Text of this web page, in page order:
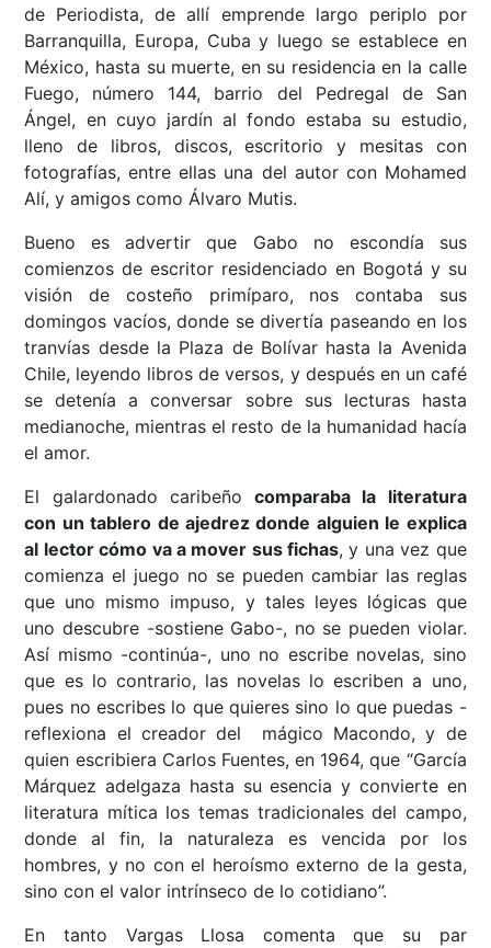
de Periodista, de allí emprende largo periplo por
Barranquilla, Europa, Cuba y luego se establece en
México, hasta su muerte, en su residencia en la calle
Fuego, número 144, barrio del Pedregal de San
Ángel, en cuyo jardín al fondo estaba su estudio,
lleno de libros, discos, escritorio y mesitas con
fotografías, entre ellas una del autor con Mohamed
Alí, y amigos como Álvaro Mutis.
Bueno es advertir que Gabo no escondía sus
comienzos de escritor residenciado en Bogotá y su
visión de costeño primíparo, nos contaba sus
domingos vacíos, donde se divertía paseando en los
tranvías desde la Plaza de Bolívar hasta la Avenida
Chile, leyendo libros de versos, y después en un café
se detenía a conversar sobre sus lecturas hasta
medianoche, mientras el resto de la humanidad hacía
el amor.
El galardonado caribeñocomparaba la literatura
con un tablero de ajedrez donde alguien le explica
al lector cómo va a mover sus fichas, y una vez que
comienza el juego no se pueden cambiar las reglas
que uno mismo impuso, y tales leyes lógicas que
uno descubre -sostiene Gabo-, no se pueden violar.
Así mismo -continúa-, uno no escribe novelas, sino
que es lo contrario, las novelas lo escriben a uno,
pues no escribes lo que quieres sino lo que puedas -
reflexiona el creador del mágico Macondo, y de
quien escribiera Carlos Fuentes, en 1964, que “García
Márquez adelgaza hasta su esencia y convierte en
literatura mítica los temas tradicionales del campo,
donde al fin, la naturaleza es vencida por los
hombres, y no con el heroísmo externo de la gesta,
sino con el valor intrínseco de lo cotidiano”.
En tanto Vargas Llosa comenta que su par